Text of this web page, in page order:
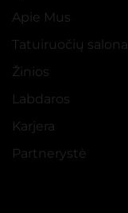
Apie Mus
Tatuiruočių salonai
Žinios
Labdaros
Karjera
Partnerystė